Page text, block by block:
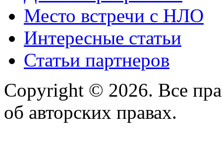
Место встречи с НЛО
Интересные статьи
Статьи партнеров
Copyright © 2026. Все
об авторских правах.